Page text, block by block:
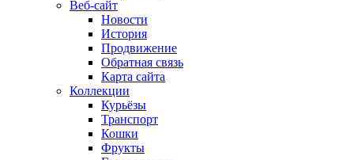
Веб-сайт
Новости
История
Продвижение
Обратная связь
Карта сайта
Коллекции
Курьёзы
Транспорт
Кошки
Фрукты